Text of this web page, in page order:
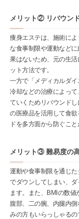
メリット② リバウン
痩身エステは、施術に
な食事制限や運動など
果はないため、元の生
ット方法です。
一方で「メディカルダ
冷却などの治療によっ
ていくためリバウンド
の医療品を活用して食
ドを多方面から防ぐこと
メリット③ 難易度の
運動や食事制限を通じ
でダウンしてしまい、
ます。また、BMIの数値
腹部、二の腕、内腿内
みの方もいらっしゃるの